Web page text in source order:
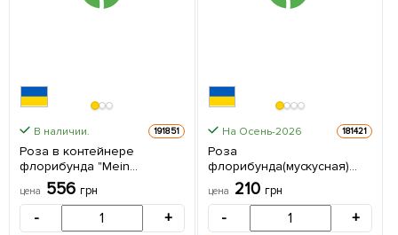
В наличии. 191851
Роза в контейнере
флорибунда "Mein
Munchen" (саженец класса
АА+) 1 саженец в упаковке
цена 556 грн
- +
На Осень-2026 181421
Роза
флорибунда(мускусная)
"Blue for You" (саженец
класса АА+) высший сорт 1
саженец в упаковке
цена 210 грн
- +